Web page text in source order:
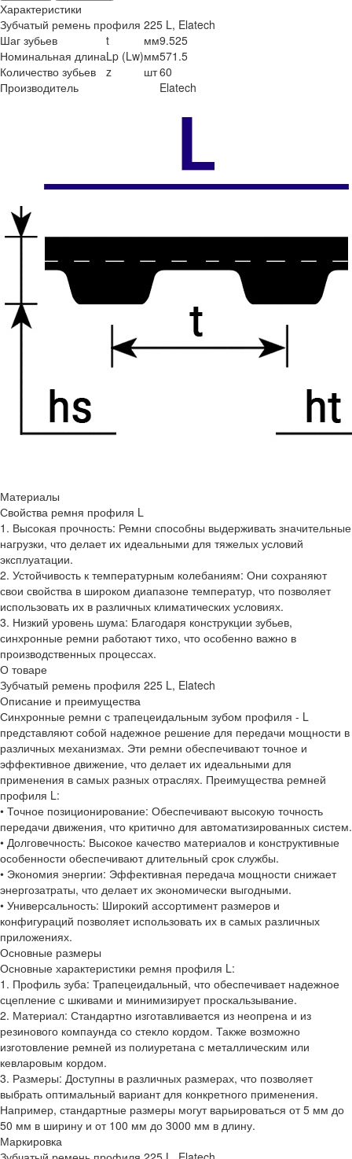
Характеристики
Зубчатый ремень профиля 225 L, Elatech
Шаг зубьев
t мм9.525
Номинальная длинаLp (Lw)мм571.5
Количество зубьев
z шт60
Производитель
Elatech
Материалы
Свойства ремня профиля L
1. Высокая прочность: Ремни способны выдерживать значительные
нагрузки, что делает их идеальными для тяжелых условий
эксплуатации.
2. Устойчивость к температурным колебаниям: Они сохраняют
свои свойства в широком диапазоне температур, что позволяет
использовать их в различных климатических условиях.
3. Низкий уровень шума: Благодаря конструкции зубьев,
синхронные ремни работают тихо, что особенно важно в
производственных процессах.
О товаре
Зубчатый ремень профиля 225 L, Elatech
Описание и преимущества
Синхронные ремни с трапецеидальным зубом профиля - L
представляют собой надежное решение для передачи мощности в
различных механизмах. Эти ремни обеспечивают точное и
эффективное движение, что делает их идеальными для
применения в самых разных отраслях. Преимущества ремней
профиля L:
• Точное позиционирование: Обеспечивают высокую точность
передачи движения, что критично для автоматизированных систем.
• Долговечность: Высокое качество материалов и конструктивные
особенности обеспечивают длительный срок службы.
• Экономия энергии: Эффективная передача мощности снижает
энергозатраты, что делает их экономически выгодными.
• Универсальность: Широкий ассортимент размеров и
конфигураций позволяет использовать их в самых различных
приложениях.
Основные размеры
Основные характеристики ремня профиля L:
1. Профиль зуба: Трапецеидальный, что обеспечивает надежное
сцепление с шкивами и минимизирует проскальзывание.
2. Материал: Стандартно изготавливается из неопрена и из
резинового компаунда со стекло кордом. Также возможно
изготовление ремней из полиуретана с металлическим или
кевларовым кордом.
3. Размеры: Доступны в различных размерах, что позволяет
выбрать оптимальный вариант для конкретного применения.
Например, стандартные размеры могут варьироваться от 5 мм до
50 мм в ширину и от 100 мм до 3000 мм в длину.
Маркировка